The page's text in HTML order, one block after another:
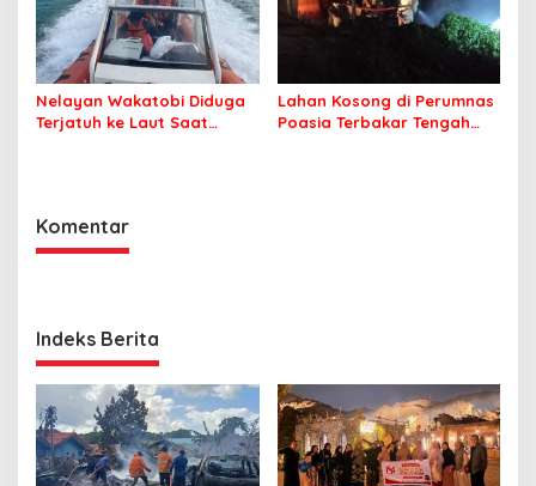
Nelayan Wakatobi Diduga
Terjatuh ke Laut Saat
Lahan Kosong di Perumnas
Poasia Terbakar Tengah
Komentar
Indeks Berita